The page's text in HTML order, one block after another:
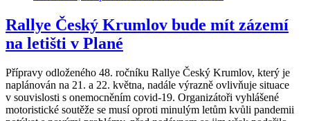
Rallye Český Krumlov bude mít zázemí
na letišti v Plané
Přípravy odloženého 48. ročníku Rallye Český Krumlov, který je
naplánován na 21. a 22. května, nadále výrazně ovlivňuje situace
v souvislosti s onemocněním covid-19. Organizátoři vyhlášené
motoristické soutěže se musí oproti minulým letům kvůli pandemii